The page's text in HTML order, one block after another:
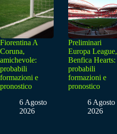
Fiorentina A
Coruna,
amichevole:
probabili
formazioni e
pronostico
6 Agosto
2026
Preliminari
Europa League,
Benfica Hearts:
probabili
formazioni e
pronostico
6 Agosto
2026